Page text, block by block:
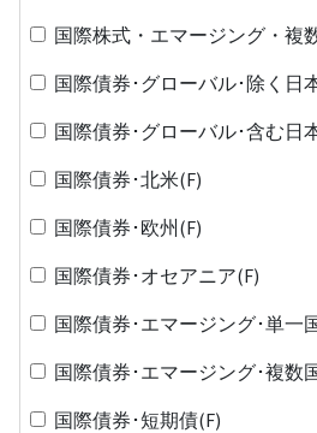
国際株式・エマージング・複
国際債券･グローバル･除く日
国際債券･グローバル･含む日
国際債券･北米(F)
国際債券･欧州(F)
国際債券･オセアニア(F)
国際債券･エマージング･単一
国際債券･エマージング･複数
国際債券･短期債(F)